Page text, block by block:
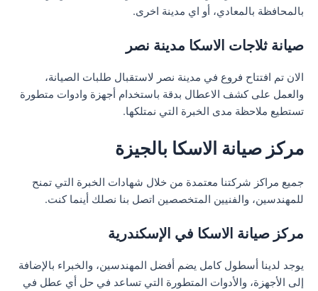
بالمحافظة بالمعادي، أو اي مدينة اخرى.
صيانة ثلاجات الاسكا مدينة نصر
الان تم افتتاح فروع في مدينة نصر لاستقبال طلبات الصيانة،
والعمل على كشف الاعطال بدقة باستخدام أجهزة وادوات متطورة
تستطيع ملاحظة مدى الخبرة التي نمتلكها.
مركز صيانة الاسكا بالجيزة
جميع مراكز شركتنا معتمدة من خلال شهادات الخبرة التي تمنح
للمهندسين، والفنيين المتخصصين اتصل بنا نصلك أينما كنت.
مركز صيانة الاسكا في الإسكندرية
يوجد لدينا أسطول كامل يضم أفضل المهندسين، والخبراء بالإضافة
إلى الأجهزة، والأدوات المتطورة التي تساعد في حل أي عطل في